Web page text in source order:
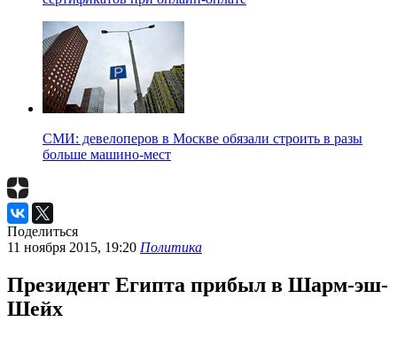
СМИ: девелоперов в Москве обязали строить в разы
больше машино-мест
Поделиться
11 ноября 2015, 19:20 Политика
Президент Египта прибыл в Шарм-эш-
Шейх